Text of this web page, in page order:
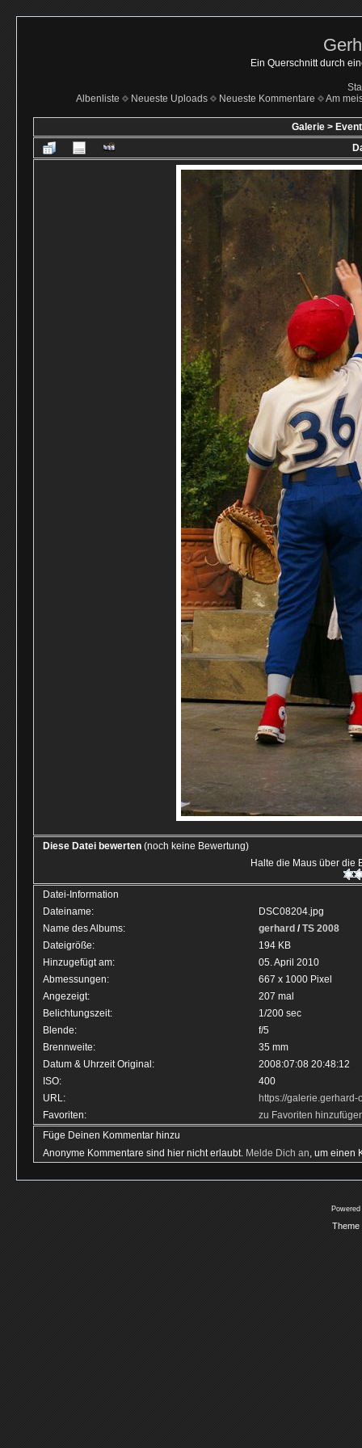
Ein Querschnitt durch
Albenliste
Neueste Uploads Neueste Kommentare Am
Galerie >
Diese Datei bewerten (noch keine Bewertung)
Halte die Maus über die
Datei-Information
Dateiname:
DSC08204.jpg
Name des Albums:
gerhard /TS 2008
Dateigröße:
194 KB
Hinzugefügt am:
05. April 2010
Abmessungen:
667 x 1000 Pixel
Angezeigt:
207 mal
Belichtungszeit:
1/200 sec
Blende:
f/5
Brennweite:
35 mm
Datum & Uhrzeit Original:
2008:07:08 20:48:12
ISO:
400
URL:
https://
Favoriten:
zu Favoriten
Füge Deinen Kommentar hinzu
Anonyme Kommentare sind hier nicht erlaubt. Melde Dich an, um einen
Theme